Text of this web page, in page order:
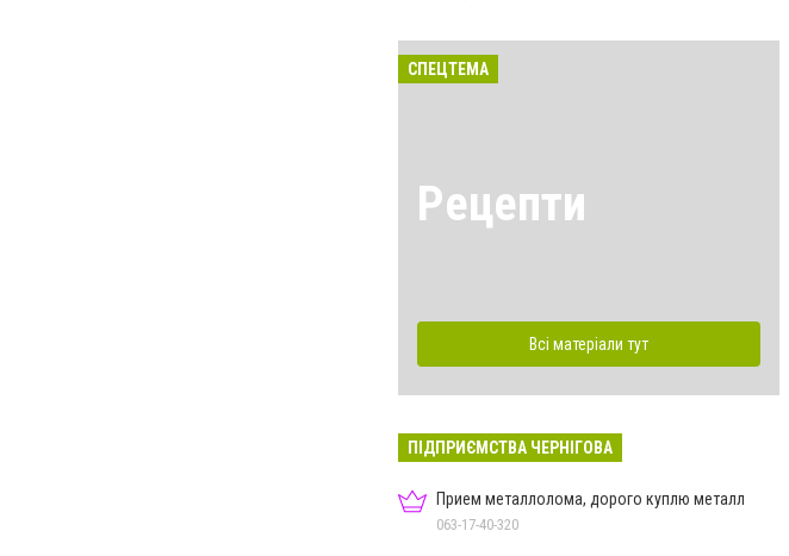
СПЕЦТЕМА
Рецепти
Всі матеріали тут
ПІДПРИЄМСТВА ЧЕРНІГОВА
Прием металлолома, дорого куплю металл
063-17-40-320